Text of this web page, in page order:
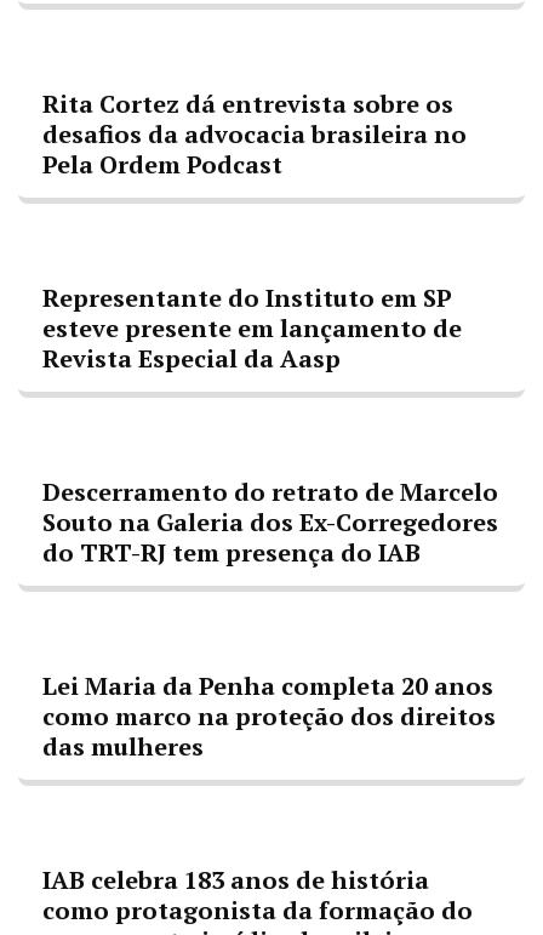
Rita Cortez dá entrevista sobre os
desafios da advocacia brasileira no
Pela Ordem Podcast
Representante do Instituto em SP
esteve presente em lançamento de
Revista Especial da Aasp
Descerramento do retrato de Marcelo
Souto na Galeria dos Ex-Corregedores
do TRT-RJ tem presença do IAB
Lei Maria da Penha completa 20 anos
como marco na proteção dos direitos
das mulheres
IAB celebra 183 anos de história
como protagonista da formação do